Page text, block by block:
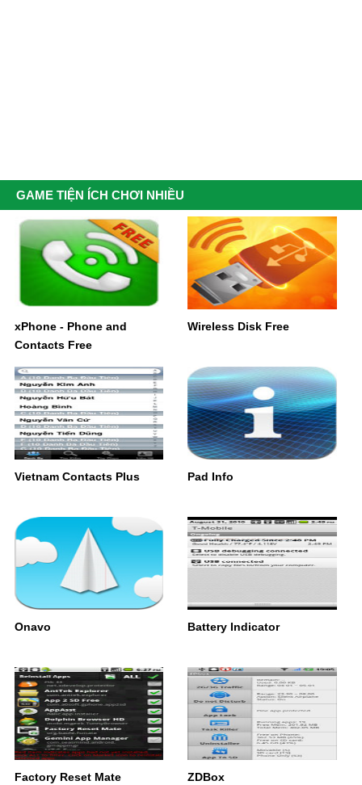
GAME TIỆN ÍCH CHƠI NHIỀU
xPhone - Phone and
Contacts Free
Wireless Disk Free
Vietnam Contacts Plus Pad Info
Onavo Battery Indicator
Factory Reset Mate ZDBox